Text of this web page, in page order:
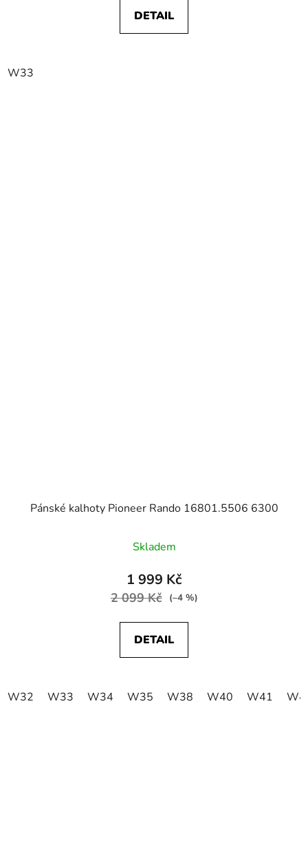
DETAIL
W33
Pánské kalhoty Pioneer Rando 16801.5506 6300
Skladem
1 999 Kč
2 099 Kč (–4 %)
DETAIL
W32 W33 W34 W35 W38 W40 W41